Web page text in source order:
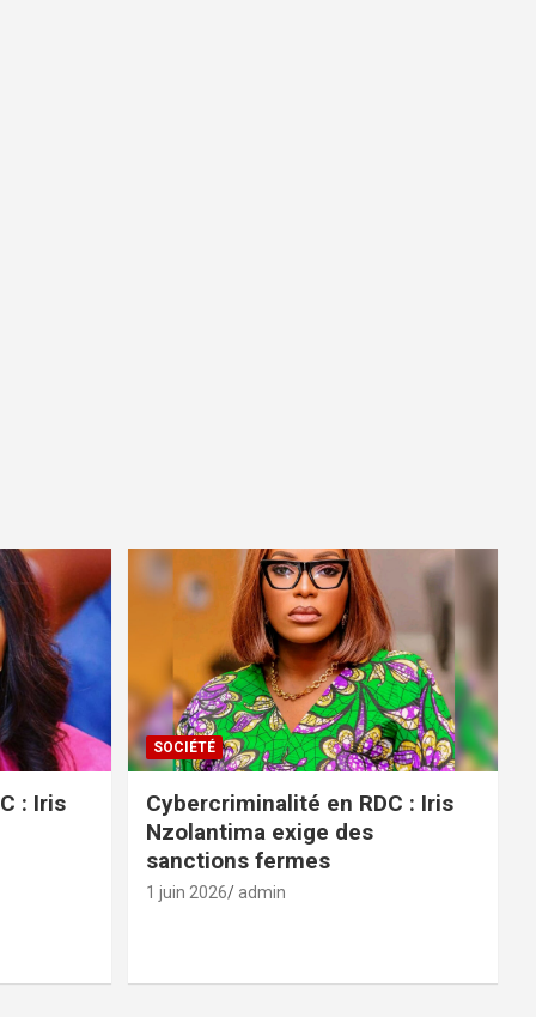
: Iris
SOCIÉTÉ
Cybercriminalité en RDC : Iris
Nzolantima exige des
sanctions fermes
1 juin 2026 admin